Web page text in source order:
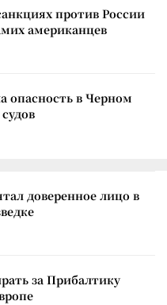
против России
американцев
опасность в Черном
доверенное лицо в
за Прибалтику